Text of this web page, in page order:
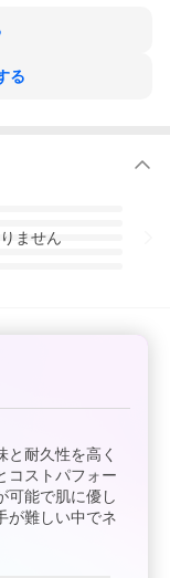
る
ません
と耐久性を高く
コストパフォー
可能で肌に優し
が難しい中でネ